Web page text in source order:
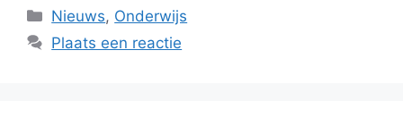
Categorieën
Nieuws, Onderwijs
Plaats een reactie